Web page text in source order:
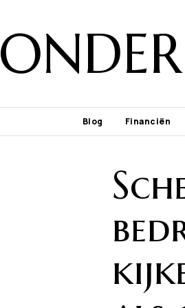
Blog Financiën